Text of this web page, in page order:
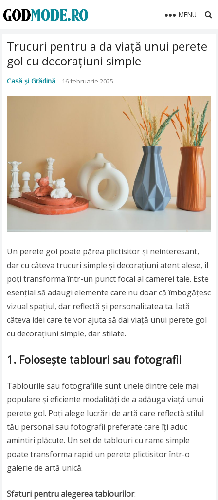
MENU
Trucuri pentru a da viață unui perete
gol cu decorațiuni simple
Casă și Grădină 16 februarie 2025
Un perete gol poate părea plictisitor și neinteresant,
dar cu câteva trucuri simple și decorațiuni atent alese, îl
poți transforma într-un punct focal al camerei tale. Este
esențial să adaugi elemente care nu doar că îmbogățesc
vizual spațiul, dar reflectă și personalitatea ta. Iată
câteva idei care te vor ajuta să dai viață unui perete gol
cu decorațiuni simple, dar stilate.
1. Folosește tablouri sau fotografii
Tablourile sau fotografiile sunt unele dintre cele mai
populare și eficiente modalități de a adăuga viață unui
perete gol. Poți alege lucrări de artă care reflectă stilul
tău personal sau fotografii preferate care îți aduc
amintiri plăcute. Un set de tablouri cu rame simple
poate transforma rapid un perete plictisitor într-o
galerie de artă unică.
Sfaturi pentru alegerea tablourilor: